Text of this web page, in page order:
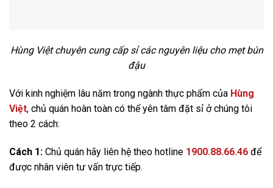
Hùng Việt chuyên cung cấp sỉ các nguyên liệu cho mẹt bún
đậu
Với kinh nghiệm lâu năm trong ngành thực phẩm của Hùng
Việt, chủ quán hoàn toàn có thể yên tâm đặt sỉ ở chúng tôi
theo 2 cách:
Cách 1: Chủ quán hãy liên hệ theo hotline 1900.88.66.46 để
được nhân viên tư vấn trực tiếp.